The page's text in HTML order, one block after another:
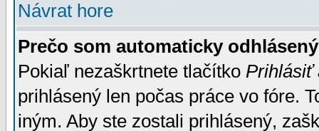
Návrat hore
Prečo som automaticky
Pokiaľ nezaškrtnete tlačítko Prihlásiť
prihlásený len počas práce vo fóre.
iným. Aby ste zostali prihlásený,